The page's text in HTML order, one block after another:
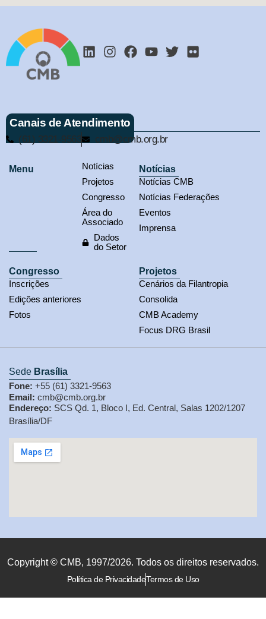
Canais de Atendimento
(61) 3321-9563 cmb@cmb.org.br
Menu
Notícias
Projetos
Congresso
Área do
Associado
Dados
do Setor
Notícias
Notícias CMB
Notícias Federações
Eventos
Imprensa
Congresso
Inscrições
Edições anteriores
Fotos
Projetos
Cenários da Filantropia
Consolida
CMB Academy
Focus DRG Brasil
Sede Brasília
Fone: +55 (61) 3321-9563
Email: cmb@cmb.org.br
Endereço: SCS Qd. 1, Bloco I, Ed. Central, Salas 1202/1207
Brasília/DF
Copyright © CMB, 1997/2026. Todos os direitos reservados.
Política de PrivacidadeTermos de Uso